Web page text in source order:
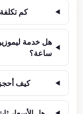
كم
ساعة؟
كيف